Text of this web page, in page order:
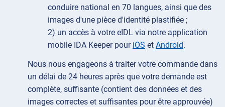
conduire national en 70 langues, ainsi que des
images d'une pièce d'identité plastifiée ;
2) un accès à votre eIDL via notre application
mobile IDA Keeper pour iOS et Android.
Nous nous engageons à traiter votre commande dans
un délai de 24 heures après que votre demande est
complète, suffisante (contient des données et des
images correctes et suffisantes pour être approuvée)